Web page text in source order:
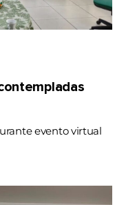
evento virtual